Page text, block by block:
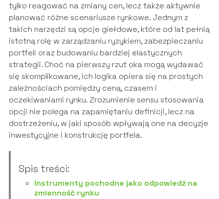
tylko reagować na zmiany cen, lecz także aktywnie
planować różne scenariusze rynkowe. Jednym z
takich narzędzi są opcje giełdowe, które od lat pełnią
istotną rolę w zarządzaniu ryzykiem, zabezpieczaniu
portfeli oraz budowaniu bardziej elastycznych
strategii. Choć na pierwszy rzut oka mogą wydawać
się skomplikowane, ich logika opiera się na prostych
zależnościach pomiędzy ceną, czasem i
oczekiwaniami rynku. Zrozumienie sensu stosowania
opcji nie polega na zapamiętaniu definicji, lecz na
dostrzeżeniu, w jaki sposób wpływają one na decyzje
inwestycyjne i konstrukcję portfela.
Spis treści:
Instrumenty pochodne jako odpowiedź na
zmienność rynku